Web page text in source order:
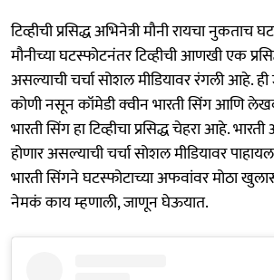
टिव्हीची प्रसिद्ध अभिनेत्री मौनी रायचा
मौनीच्या घटस्फोटनंतर टिव्हीची आणखी एक
असल्याची चर्चा सोशल मीडियावर रंगली आहे. ही
कोणी नसून कॉमेडी क्वीन भारती सिंग आणि
भारती सिंग हा टिव्हीचा प्रसिद्ध चेहरा आहे.
होणार असल्याची चर्चा सोशल मीडियावर
भारती सिंगने घटस्फोटाच्या अफवांवर मोठा
नेमकं काय म्हणाली, जाणून घेऊयात.